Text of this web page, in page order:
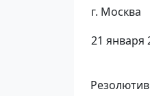
г. Москва
21 января